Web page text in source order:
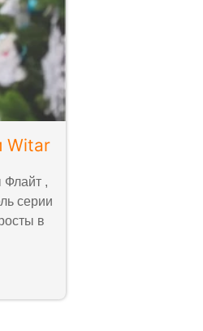
Witar
Флайт ,
серии
в